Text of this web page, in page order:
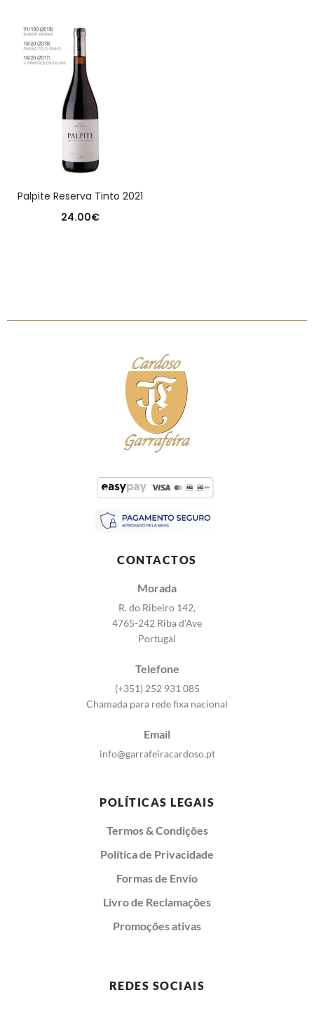
Palpite Reserva Tinto 2021
24.00€
CONTACTOS
Morada
R. do Ribeiro 142,
4765-242 Riba d'Ave
Portugal
Telefone
(+351) 252 931 085
Chamada para rede fixa nacional
Email
info@garrafeiracardoso.pt
POLÍTICAS LEGAIS
Termos & Condições
Política de Privacidade
Formas de Envio
Livro de Reclamações
Promoções ativas
REDES SOCIAIS